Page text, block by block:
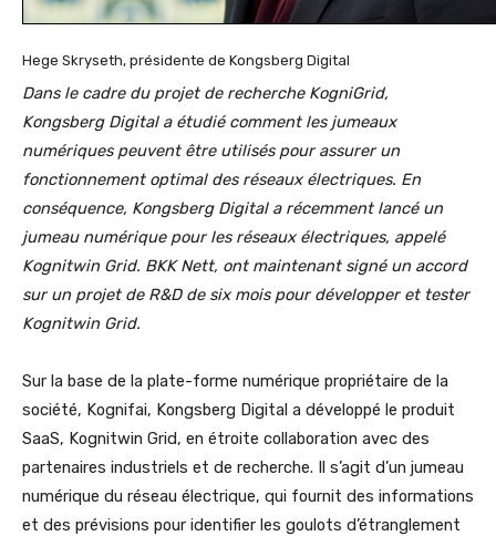
Hege Skryseth, présidente de Kongsberg Digital
Dans le cadre du projet de recherche KogniGrid,
Kongsberg Digital a étudié comment les jumeaux
numériques peuvent être utilisés pour assurer un
fonctionnement optimal des réseaux électriques. En
conséquence, Kongsberg Digital a récemment lancé un
jumeau numérique pour les réseaux électriques, appelé
Kognitwin Grid. BKK Nett, ont maintenant signé un accord
sur un projet de R&D de six mois pour développer et tester
Kognitwin Grid.
Sur la base de la plate-forme numérique propriétaire de la
société, Kognifai, Kongsberg Digital a développé le produit
SaaS, Kognitwin Grid, en étroite collaboration avec des
partenaires industriels et de recherche. Il s’agit d’un jumeau
numérique du réseau électrique, qui fournit des informations
et des prévisions pour identifier les goulots d’étranglement